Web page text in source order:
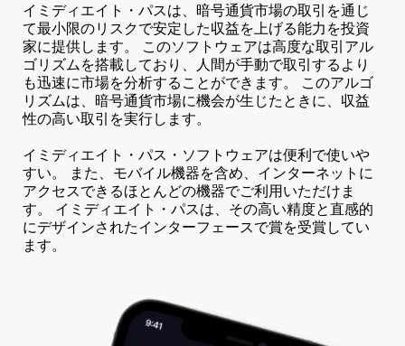
イミディエイト・パスは、暗号通貨市場の取引を通じ
て最小限のリスクで安定した収益を上げる能力を投資
家に提供します。 このソフトウェアは高度な取引アル
ゴリズムを搭載しており、人間が手動で取引するより
も迅速に市場を分析することができます。 このアルゴ
リズムは、暗号通貨市場に機会が生じたときに、収益
性の高い取引を実行します。
イミディエイト・パス・ソフトウェアは便利で使いや
すい。 また、モバイル機器を含め、インターネットに
アクセスできるほとんどの機器でご利用いただけま
す。 イミディエイト・パスは、その高い精度と直感的
にデザインされたインターフェースで賞を受賞してい
ます。